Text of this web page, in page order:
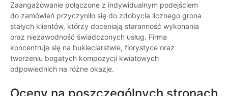
Zaangażowanie połączone z indywidualnym podejściem
do zamówień przyczyniło się do zdobycia licznego grona
stałych klientów, którzy doceniają staranność wykonania
oraz niezawodność świadczonych usług. Firma
koncentruje się na bukieciarstwie, florystyce oraz
tworzeniu bogatych kompozycji kwiatowych
odpowiednich na różne okazje.